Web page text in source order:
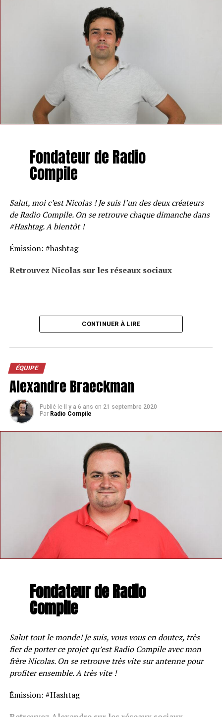
Fondateur de Radio
Compile
Salut, moi c’est Nicolas ! Je suis l’un des deux créateurs
de Radio Compile. On se retrouve chaque dimanche dans
#Hashtag. A bientôt !
Émission: #hashtag
Retrouvez Nicolas sur les réseaux sociaux
CONTINUER À LIRE
ÉQUIPE
Alexandre Braeckman
Publié le Il y a 6 ans on 21 septembre 2020
Par Radio Compile
Fondateur de Radio
Compile
Salut tout le monde! Je suis, vous vous en doutez, très
fier de porter ce projet qu’est Radio Compile avec mon
frère Nicolas. On se retrouve très vite sur antenne pour
profiter ensemble. A très vite !
Émission: #Hashtag